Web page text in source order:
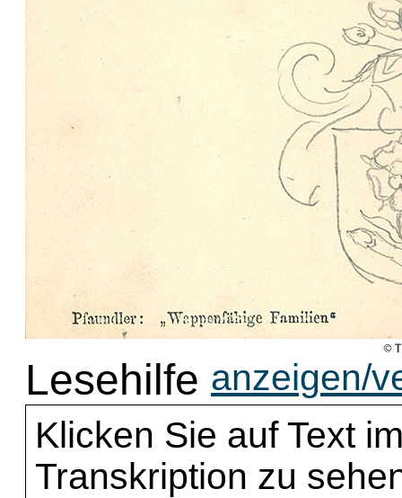
Lesehilfe anzeigen/
Klicken Sie auf Text
Transkription zu